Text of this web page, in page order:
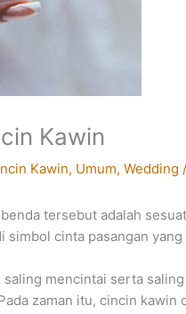
Kawin
Kawin, Umum, Wedding /
tersebut adalah
simbol cinta pasangan
mencintai serta
zaman itu, cincin